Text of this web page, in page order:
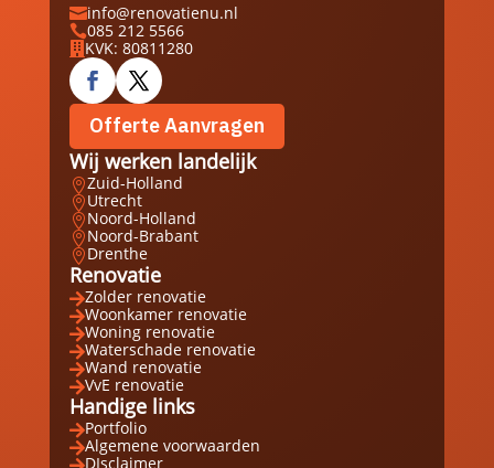
info@renovatienu.nl
085 212 5566
 KVK: 80811280
Offerte Aanvragen
Wij werken landelijk
Zuid-Holland
Utrecht
Noord-Holland
Noord-Brabant
Drenthe
Renovatie
Zolder renovatie
Woonkamer renovatie
Woning renovatie
Waterschade renovatie
Wand renovatie
VvE renovatie
Handige links
Portfolio
Algemene voorwaarden
DIsclaimer